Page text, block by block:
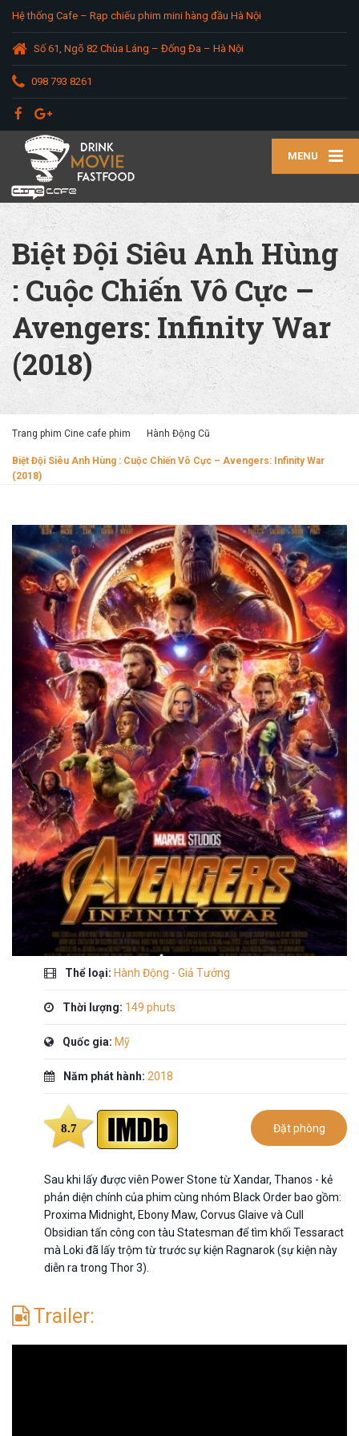
Hệ thống Cafe – Rạp chiếu phim mini hàng đầu Hà Nội
Số 61, Ngõ 82 Chùa Láng – Đống Đa – Hà Nội
098 793 8261
MENU
Biệt Đội Siêu Anh Hùng
: Cuộc Chiến Vô Cực –
Avengers: Infinity War
(2018)
Trang phim Cine cafe phim Hành Động Cũ
Biệt Đội Siêu Anh Hùng : Cuộc Chiến Vô Cực – Avengers: Infinity War
(2018)
Thể loại: Hành Động - Giả Tưởng
Thời lượng: 149 phuts
Quốc gia: Mỹ
Năm phát hành: 2018
8.7 Đặt phòng
Sau khi lấy được viên Power Stone từ Xandar, Thanos - kẻ
phản diện chính của phim cùng nhóm Black Order bao gồm:
Proxima Midnight, Ebony Maw, Corvus Glaive và Cull
Obsidian tấn công con tàu Statesman để tìm khối Tessaract
mà Loki đã lấy trộm từ trước sự kiện Ragnarok (sự kiện này
diễn ra trong Thor 3).
Trailer: